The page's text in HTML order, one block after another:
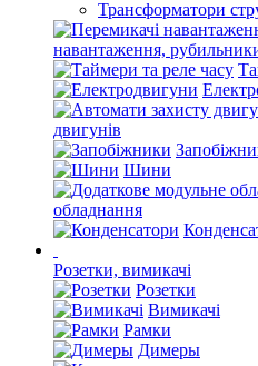
Трансформатори
навантаження,
двигунів
Шини
обладнання
Розетки, вимикачі
Розетки
Вимикачі
Рамки
Димеры